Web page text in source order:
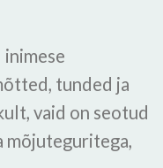
tunded ja
vaid on seotud
mõjuteguritega,